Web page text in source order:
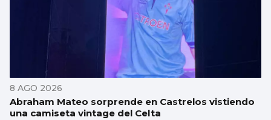
8 AGO 2026
Abraham Mateo sorprende en Castrelos vistiendo
una camiseta vintage del Celta